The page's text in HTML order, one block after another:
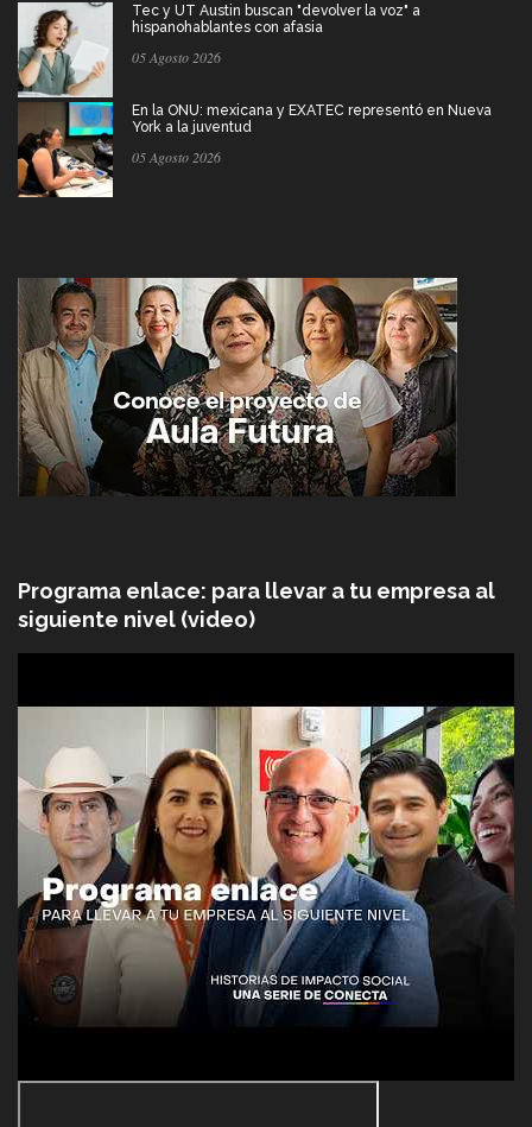
Tec y UT Austin buscan "devolver la voz" a
hispanohablantes con afasia
05 Agosto 2026
En la ONU: mexicana y EXATEC representó en Nueva
York a la juventud
05 Agosto 2026
Programa enlace: para llevar a tu empresa al
siguiente nivel (video)